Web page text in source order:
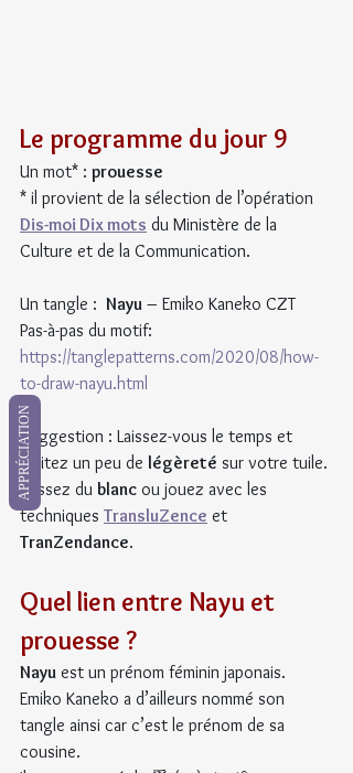
Le programme du jour 9
Un mot* : prouesse
* il provient de la sélection de l’opération
Dis-moi Dix mots du Ministère de la
Culture et de la Communication.
Un tangle : Nayu – Emiko Kaneko CZT
Pas-à-pas du motif:
https://tanglepatterns.com/2020/08/how-
to-draw-nayu.html
Suggestion : Laissez-vous le temps et
invitez un peu de légèreté sur votre tuile.
Laissez du blanc ou jouez avec les
techniques TransluZence et
TranZendance.
Quel lien entre Nayu et
prouesse ?
Nayu est un prénom féminin japonais.
Emiko Kaneko a d’ailleurs nommé son
tangle ainsi car c’est le prénom de sa
cousine.
APPRÉCIATION